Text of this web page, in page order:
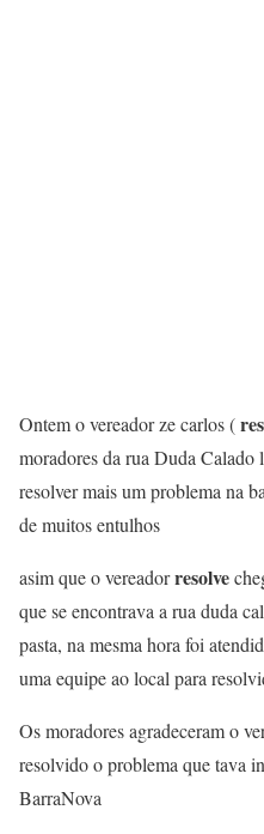
Ontem o vereador ze carlos (
moradores da rua Duda
resolver mais um problema na
de muitos entulhos
asim que o vereadorresolve
que se encontrava a rua duda
pasta, na mesma hora foi
uma equipe ao local para
Os moradores agradeceram o
resolvido o problema que tava
BarraNova